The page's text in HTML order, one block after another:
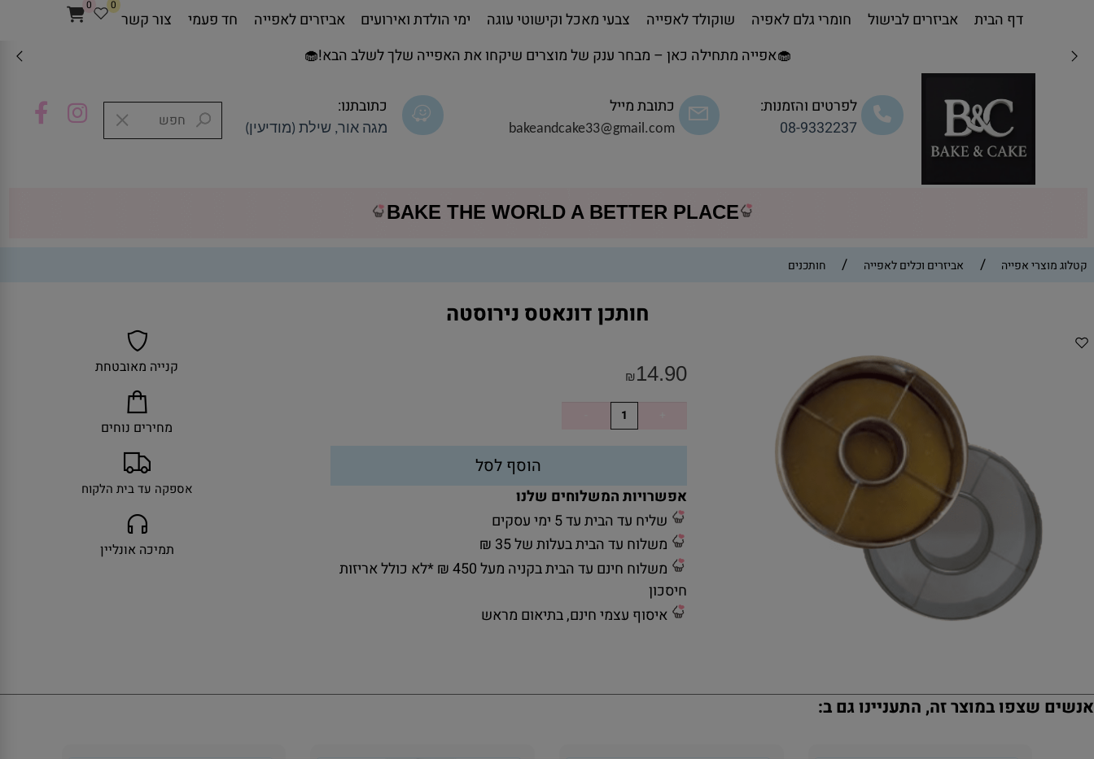
🧁אפייה מתחילה כאן – מבחר ענק של מוצרים שיקחו את האפייה שלך לשלב הבא!🧁
לפרטים והזמנות:
08-9332237
כתובת מייל
bakeandcake33@gmail.com
כתובתנו:
מגה אור, שילת (מודיעין)
0 0
דף הבית אביזרים לבישול חומרי גלם לאפיה שוקולד לאפייה צבעי מאכל וקישוטי עוגה ימי הולדת ואירועים אביזרים לאפייה חד פעמי צור קשר
BAKE THE WORLD A BETTER PLACE
קטלוג מוצרי אפייה / אביזרים וכלים לאפייה / חותכנים
חותכן דונאטס נירוסטה
₪14.90
הוסף לסל
אפשרויות המשלוחים שלנו
שליח עד הבית עד 5 ימי עסקים
משלוח עד הבית בעלות של 35 ₪
משלוח חינם עד הבית בקניה מעל 450 ₪ *לא כולל אריזות
חיסכון
איסוף עצמי חינם, בתיאום מראש
קנייה מאובטחת
מחירים נוחים
אספקה עד בית הלקוח
תמיכה אונליין
שצפו במוצר זה, התעניינו גם ב: